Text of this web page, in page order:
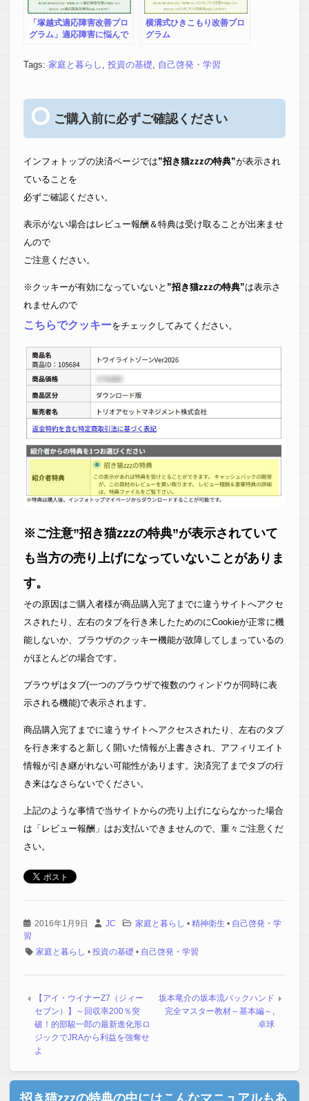
「塚越式適応障害改善プロ
グラム」適応障害に悩んで
横溝式ひきこもり改善プロ
グラム
Tags: 家庭と暮らし , 投資の基礎, 自己啓発・学習
ご購入前に必ずご確認ください
インフォトップの決済ページでは”招き猫zzzの特典”が表示され
ていることを
必ずご確認ください。
表示がない場合はレビュー報酬＆特典は受け取ることが出来ませ
んので
ご注意ください。
※クッキーが有効になっていないと ”招き猫zzzの特典”は表示さ
れませんので
こちらでクッキーをチェックしてみてください。
※ご注意”招き猫zzzの特典”が表示されていて
も当方の売り上げになっていないことがありま
す。
その原因はご購入者様が商品購入完了までに違うサイトへアクセ
スされたり、左右のタブを行き来したためのにCookieが正常に機
能しないか、ブラウザのクッキー機能が故障してしまっているの
がほとんどの場合です。
ブラウザはタブ(一つのブラウザで複数のウィンドウが同時に表
示される機能)で表示されます。
商品購入完了までに違うサイトへアクセスされたり、左右のタブ
を行き来すると新しく開いた情報が上書きされ、アフィリエイト
情報が引き継がれない可能性があります。決済完了までタブの行
き来はなさらないでください。
上記のような事情で当サイトからの売り上げにならなかった場合
は「レビュー報酬」はお支払いできませんので、重々ご注意くだ
さい。
2016年1月9日 JC 家庭と暮らし • 精神衛生 • 自己啓発・学
習
家庭と暮らし • 投資の基礎 • 自己啓発・学習
【アイ・ウイナーZ7（ジィー
セブン）】～回収率200％突
破！的部駿一郎の最新進化形ロ
ジックでJRAから利益を強奪せ
よ
坂本竜介の坂本流バックハンド
完全マスター教材～基本編～,
卓球